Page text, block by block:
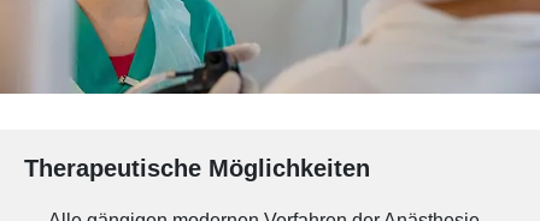
Therapeutische Möglichkeiten